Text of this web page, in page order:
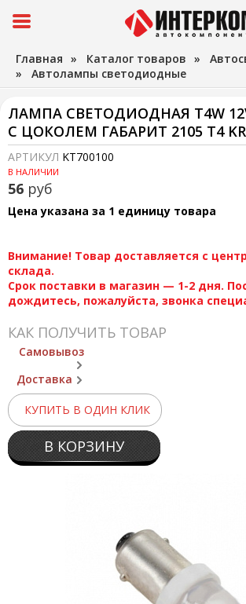
Главная » Каталог товаров »
» Автолампы светодиодные
ЛАМПА СВЕТОДИОДНАЯ T4W
С ЦОКОЛЕМ ГАБАРИТ 2105 T4
АРТИКУЛ KT700100
В НАЛИЧИИ
56 руб
Цена указана за 1 единицу товара
Внимание! Товар доставляется с
склада.
Срок поставки в магазин — 1-2 дня.
дождитесь, пожалуйста, звонка
КАК ПОЛУЧИТЬ ТОВАР
Самовывоз
Доставка
КУПИТЬ В ОДИН КЛИК
В КОРЗИНУ